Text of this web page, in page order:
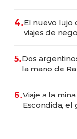
4.El nuevo lujo
viajes de
5.Dos
la mano de
6.Viaje a la
Escondida, el